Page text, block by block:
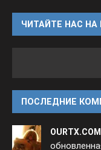
ЧИТАЙТЕ НАС НА
ПОСЛЕДНИЕ
OURTX.COM